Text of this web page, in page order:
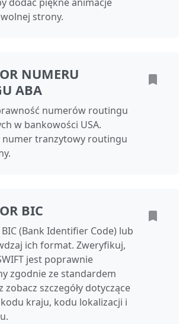
strony.
NUMERU
ABA
numerów routingu
w bankowości USA.
numer tranzytowy routingu
BIC
(Bank Identifier Code) lub
ich format. Zweryfikuj,
jest poprawnie
zgodnie ze standardem
zobacz szczegóły dotyczące
kraju, kodu lokalizacji i